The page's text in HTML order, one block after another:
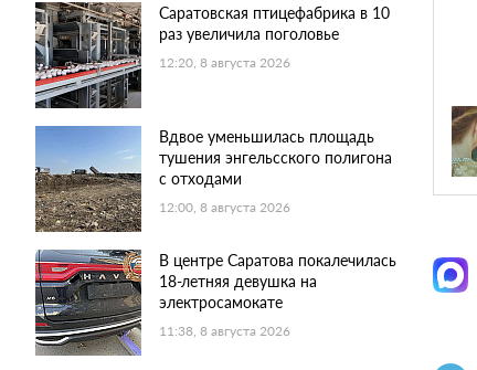
Саратовская птицефабрика в 10
раз увеличила поголовье
12:20, 8 августа 2026
Вдвое уменьшилась площадь
тушения энгельсского полигона
с отходами
12:00, 8 августа 2026
В центре Саратова покалечилась
18-летняя девушка на
электросамокате
11:38, 8 августа 2026